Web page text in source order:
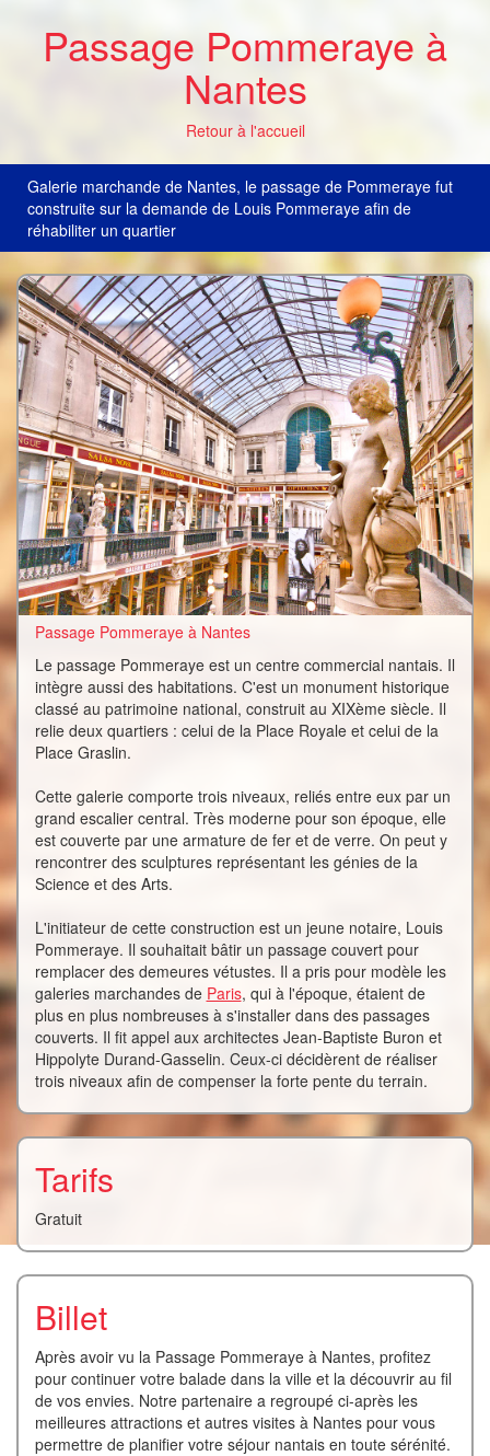
Passage Pommeraye à
Nantes
Retour à l'accueil
Galerie marchande de Nantes, le passage de Pommeraye fut
construite sur la demande de Louis Pommeraye afin de
réhabiliter un quartier
Passage Pommeraye à Nantes
Le passage Pommeraye est un centre commercial nantais. Il
intègre aussi des habitations. C'est un monument historique
classé au patrimoine national, construit au XIXème siècle. Il
relie deux quartiers : celui de la Place Royale et celui de la
Place Graslin.
Cette galerie comporte trois niveaux, reliés entre eux par un
grand escalier central. Très moderne pour son époque, elle
est couverte par une armature de fer et de verre. On peut y
rencontrer des sculptures représentant les génies de la
Science et des Arts.
L'initiateur de cette construction est un jeune notaire, Louis
Pommeraye. Il souhaitait bâtir un passage couvert pour
remplacer des demeures vétustes. Il a pris pour modèle les
galeries marchandes de Paris, qui à l'époque, étaient de
plus en plus nombreuses à s'installer dans des passages
couverts. Il fit appel aux architectes Jean-Baptiste Buron et
Hippolyte Durand-Gasselin. Ceux-ci décidèrent de réaliser
trois niveaux afin de compenser la forte pente du terrain.
Tarifs
Gratuit
Billet
Après avoir vu la Passage Pommeraye à Nantes, profitez
pour continuer votre balade dans la ville et la découvrir au fil
de vos envies. Notre partenaire a regroupé ci-après les
meilleures attractions et autres visites à Nantes pour vous
permettre de planifier votre séjour nantais en toute sérénité.